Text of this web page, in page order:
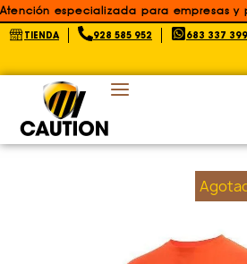
Atención especializada para empresas y
TIENDA 928 585 952 683 337 399